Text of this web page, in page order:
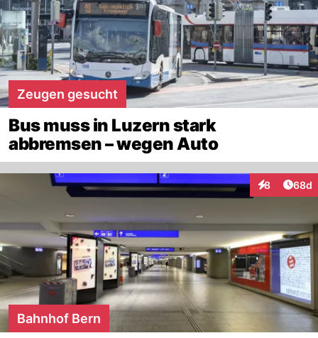
Zeugen gesucht
Bus muss in Luzern stark
abbremsen – wegen Auto
8
Interaktionen
68d
Bahnhof Bern